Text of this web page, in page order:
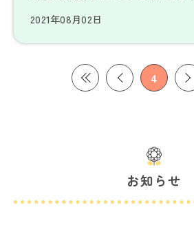
2021年08月02日
4
お知らせ